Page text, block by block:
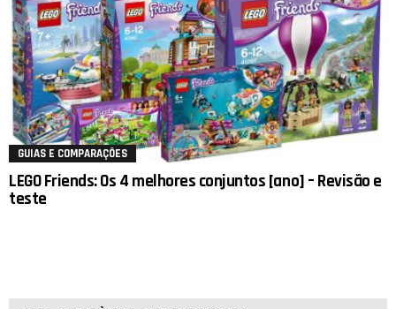
GUIAS E COMPARAÇÕES
LEGO Friends: Os 4 melhores conjuntos [ano] – Revisão e
teste